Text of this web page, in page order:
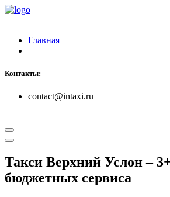
Главная
Контакты:
contact@intaxi.ru
Такси Верхний Услон–
бюджетных сервиса